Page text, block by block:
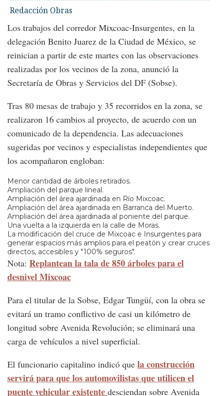
Redacción Obras
Los trabajos del corredor Mixcoac-Insurgentes, en la
delegación Benito Juarez de la Ciudad de México, se
reinician a partir de este martes con las observaciones
realizadas por los vecinos de la zona, anunció la
Secretaría de Obras y Servicios del DF (Sobse).
Tras 80 mesas de trabajo y 35 recorridos en la zona, se
realizaron 16 cambios al proyecto, de acuerdo con un
comunicado de la dependencia. Las adecuaciones
sugeridas por vecinos y especialistas independientes que
los acompañaron engloban:
Menor cantidad de árboles retirados.
Ampliación del parque lineal.
Ampliación del área ajardinada en Río Mixcoac.
Ampliación del área ajardinada en Barranca del Muerto.
Ampliación del área ajardinada al poniente del parque.
Una vuelta a la izquierda en la calle de Moras.
La modificación del cruce de Mixcoac e Insurgentes para
generar espacios más amplios para el peatón y crear cruces
directos, accesibles y "100% seguros".
Nota: Replantean la tala de 850 árboles para el
desnivel Mixcoac
Para el titular de la Sobse, Edgar Tungüí, con la obra se
evitará un tramo conflictivo de casi un kilómetro de
longitud sobre Avenida Revolución; se eliminará una
carga de vehículos a nivel superficial.
El funcionario capitalino indicó que la construcción
servirá para que los automovilistas que utilicen el
puente vehicular existente desciendan sobre Avenida